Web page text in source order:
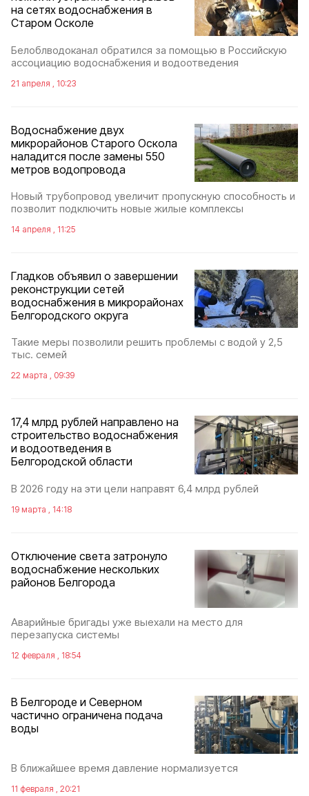
на сетях водоснабжения в
Старом Осколе
Белоблводоканал обратился за помощью в Российскую
ассоциацию водоснабжения и водоотведения
21 апреля , 10:23
Водоснабжение двух
микрорайонов Старого Оскола
наладится после замены 550
метров водопровода
Новый трубопровод увеличит пропускную способность и
позволит подключить новые жилые комплексы
14 апреля , 11:25
Гладков объявил о завершении
реконструкции сетей
водоснабжения в микрорайонах
Белгородского округа
Такие меры позволили решить проблемы с водой у 2,5
тыс. семей
22 марта , 09:39
17,4 млрд рублей направлено на
строительство водоснабжения
и водоотведения в
Белгородской области
В 2026 году на эти цели направят 6,4 млрд рублей
19 марта , 14:18
Отключение света затронуло
водоснабжение нескольких
районов Белгорода
Аварийные бригады уже выехали на место для
перезапуска системы
12 февраля , 18:54
В Белгороде и Северном
частично ограничена подача
воды
В ближайшее время давление нормализуется
11 февраля , 20:21